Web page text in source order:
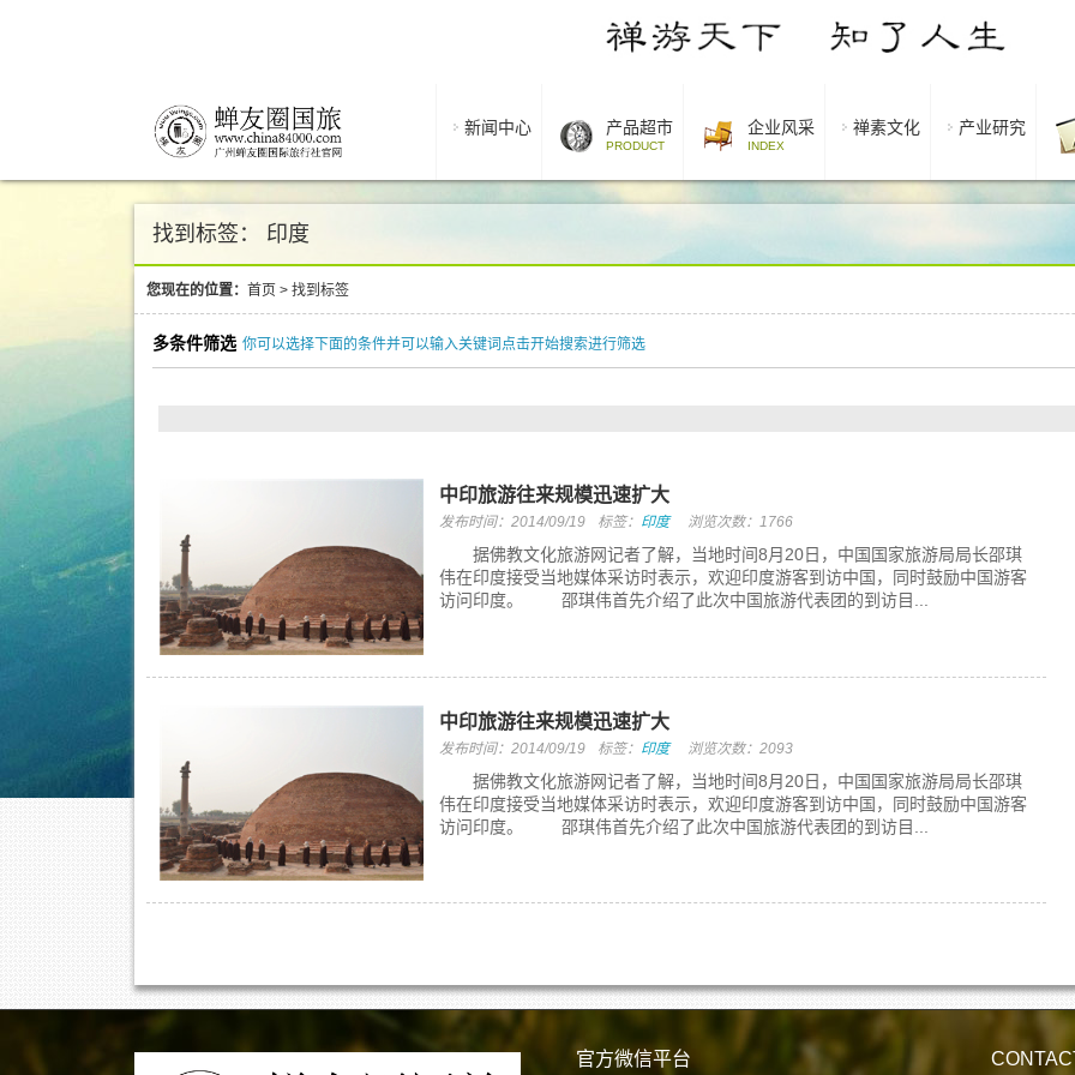
新闻中心 产品超市
PRODUCT
企业风采
INDEX
禅素文化 产业研究
找到标签： 印度
您现在的位置： 首页 > 找到标签
多条件筛选 你可以选择下面的条件并可以输入关键词点击开始搜索进行筛选
中印旅游往来规模迅速扩大
发布时间：2014/09/19 标签： 印度 浏览次数：1766
据佛教文化旅游网记者了解，当地时间8月20日，中国国家旅游局局长邵琪
伟在印度接受当地媒体采访时表示，欢迎印度游客到访中国，同时鼓励中国游客
访问印度。 邵琪伟首先介绍了此次中国旅游代表团的到访目...
中印旅游往来规模迅速扩大
发布时间：2014/09/19 标签： 印度 浏览次数：2093
据佛教文化旅游网记者了解，当地时间8月20日，中国国家旅游局局长邵琪
伟在印度接受当地媒体采访时表示，欢迎印度游客到访中国，同时鼓励中国游客
访问印度。 邵琪伟首先介绍了此次中国旅游代表团的到访目...
官方微信平台